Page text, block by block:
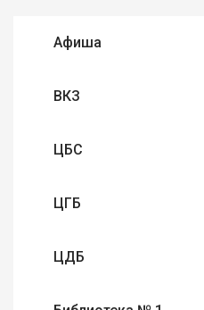
Афиша
ВКЗ
ЦБС
ЦГБ
ЦДБ